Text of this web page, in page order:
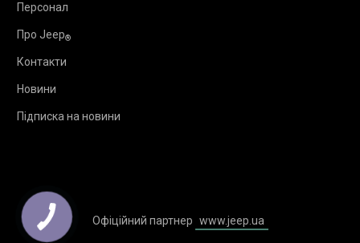
Персонал
Про Jeep®
Контакти
Новини
Підписка на новини
Офіційний партнер www.jeep.ua